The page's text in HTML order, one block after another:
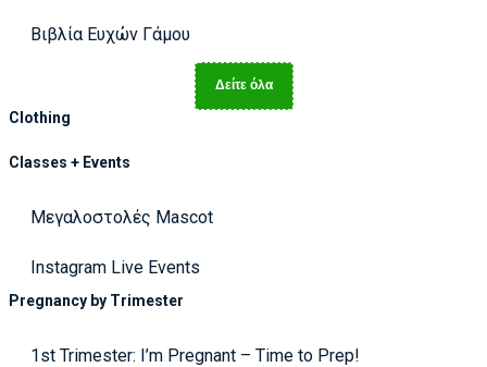
Βιβλία Ευχών Γάμου
Δείτε όλα
Clothing
Classes + Events
Μεγαλοστολές Mascot
Instagram Live Events
Pregnancy by Trimester
1st Trimester: I’m Pregnant – Time to Prep!